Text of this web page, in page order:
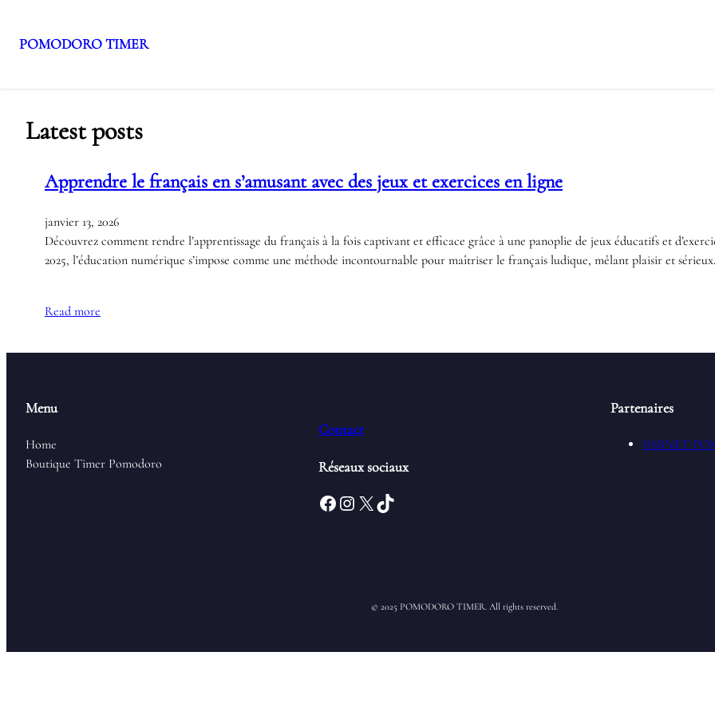
POMODORO TIMER
Latest posts
Apprendre le français en s’amusant avec des jeux et exercices en ligne
janvier 13, 2026
Découvrez comment rendre l’apprentissage du français à la fois captivant et efficace grâce à une panoplie de jeux éducatifs et
2025, l’éducation numérique s’impose comme une méthode incontournable pour maîtriser le français ludique, mêlant plaisir et
Read more
Menu
Home
Boutique Timer Pomodoro
Contact
Réseaux sociaux
Facebook Instagram X TikTok
Partenaires
DSBNET
© 2025 POMODORO TIMER. All rights reserved.